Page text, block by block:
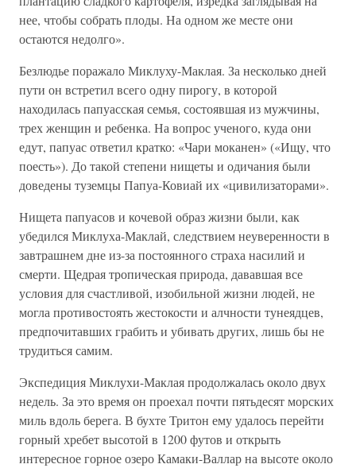
нее, чтобы собрать плоды. На одном же месте они
остаются недолго».
Безлюдье поражало Миклуху-Маклая. За несколько дней
пути он встретил всего одну пирогу, в которой
находилась папуасская семья, состоявшая из мужчины,
трех женщин и ребенка. На вопрос ученого, куда они
едут, папуас ответил кратко: «Чари моканен» («Ищу, что
поесть»). До такой степени нищеты и одичания были
доведены туземцы Папуа-Ковиай их «цивилизаторами».
Нищета папуасов и кочевой образ жизни были, как
убедился Миклуха-Маклай, следствием неуверенности в
завтрашнем дне из-за постоянного страха насилий и
смерти. Щедрая тропическая природа, дававшая все
условия для счастливой, изобильной жизни людей, не
могла противостоять жестокости и алчности тунеядцев,
предпочитавших грабить и убивать других, лишь бы не
трудиться самим.
Экспедиция Миклухи-Маклая продолжалась около двух
недель. За это время он проехал почти пятьдесят морских
миль вдоль берега. В бухте Тритон ему удалось перейти
горный хребет высотой в 1200 футов и открыть
интересное горное озеро Камаки-Валлар на высоте около